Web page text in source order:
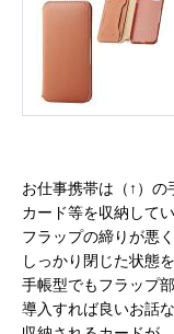
お仕事携帯は（↑）
カード等を収納して
フラップの締りが悪く
しっかり閉じた状態
手帳型でもフラップ
導入すれば良いお話